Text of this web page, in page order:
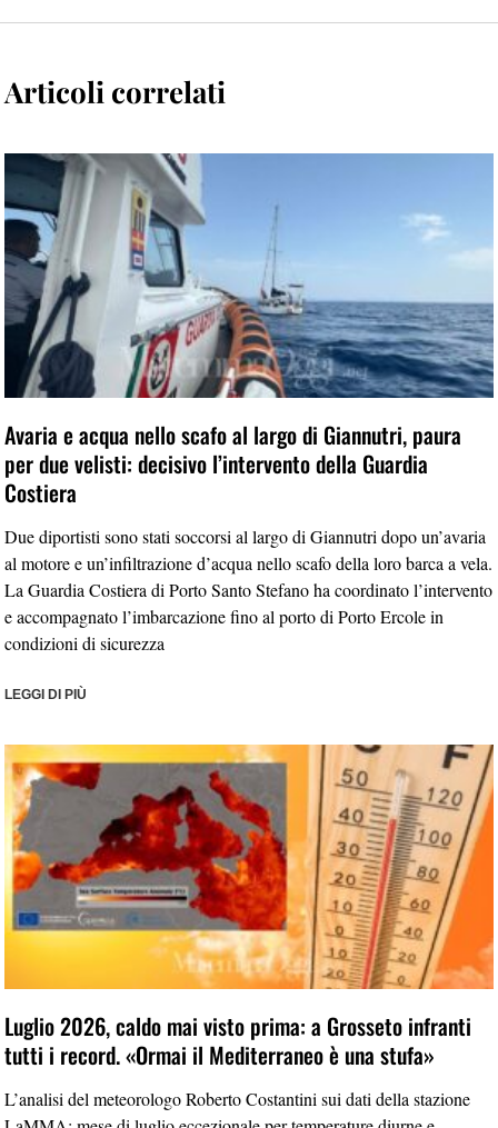
Articoli correlati
Avaria e acqua nello scafo al largo di Giannutri, paura
per due velisti: decisivo l’intervento della Guardia
Costiera
Due diportisti sono stati soccorsi al largo di Giannutri dopo un’avaria
al motore e un’infiltrazione d’acqua nello scafo della loro barca a vela.
La Guardia Costiera di Porto Santo Stefano ha coordinato l’intervento
e accompagnato l’imbarcazione fino al porto di Porto Ercole in
condizioni di sicurezza
LEGGI DI PIÙ
Luglio 2026, caldo mai visto prima: a Grosseto infranti
tutti i record. «Ormai il Mediterraneo è una stufa»
L’analisi del meteorologo Roberto Costantini sui dati della stazione